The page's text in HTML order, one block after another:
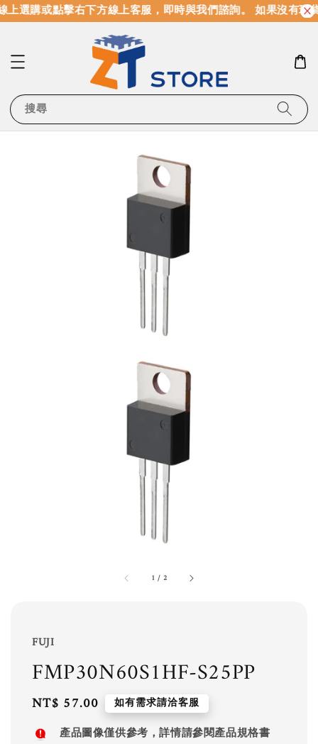
選購或點擊右下方線上客服，即時與我們諮詢。 如果沒有現
搜尋
1 / 2
FUJI
FMP30N60S1HF-S25PP
Regular
price
NT$ 57.00 如有需求請洽客服
產品圖像僅供參考，詳情請參閱產品規格書